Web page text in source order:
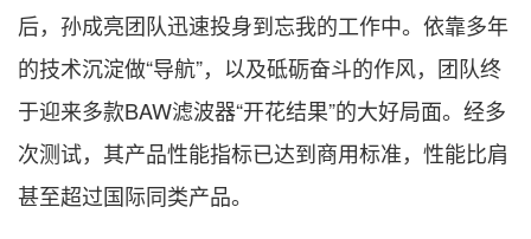
后，孙成亮团队迅速投身到忘我的工作中。依靠多年
的技术沉淀做“导航”，以及砥砺奋斗的作风，团队终
于迎来多款BAW滤波器“开花结果”的大好局面。经多
次测试，其产品性能指标已达到商用标准，性能比肩
甚至超过国际同类产品。